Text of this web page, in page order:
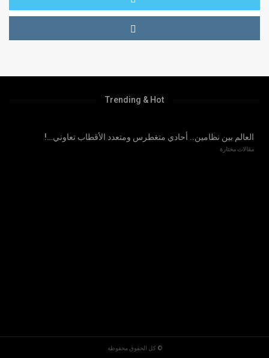
Trending & Hot
العالم بين نظامين.. أحادي متغطرس ومتعدد الأقطاب تعاوني…!
مقالات مختارة
© كل الحقوق محفوظة